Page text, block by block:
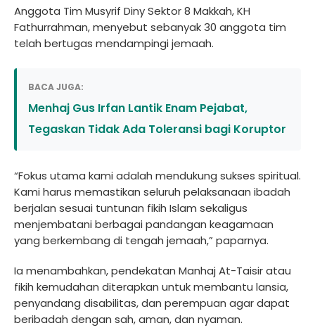
Anggota Tim Musyrif Diny Sektor 8 Makkah, KH
Fathurrahman, menyebut sebanyak 30 anggota tim
telah bertugas mendampingi jemaah.
BACA JUGA:
Menhaj Gus Irfan Lantik Enam Pejabat,
Tegaskan Tidak Ada Toleransi bagi Koruptor
“Fokus utama kami adalah mendukung sukses spiritual.
Kami harus memastikan seluruh pelaksanaan ibadah
berjalan sesuai tuntunan fikih Islam sekaligus
menjembatani berbagai pandangan keagamaan
yang berkembang di tengah jemaah,” paparnya.
Ia menambahkan, pendekatan Manhaj At-Taisir atau
fikih kemudahan diterapkan untuk membantu lansia,
penyandang disabilitas, dan perempuan agar dapat
beribadah dengan sah, aman, dan nyaman.